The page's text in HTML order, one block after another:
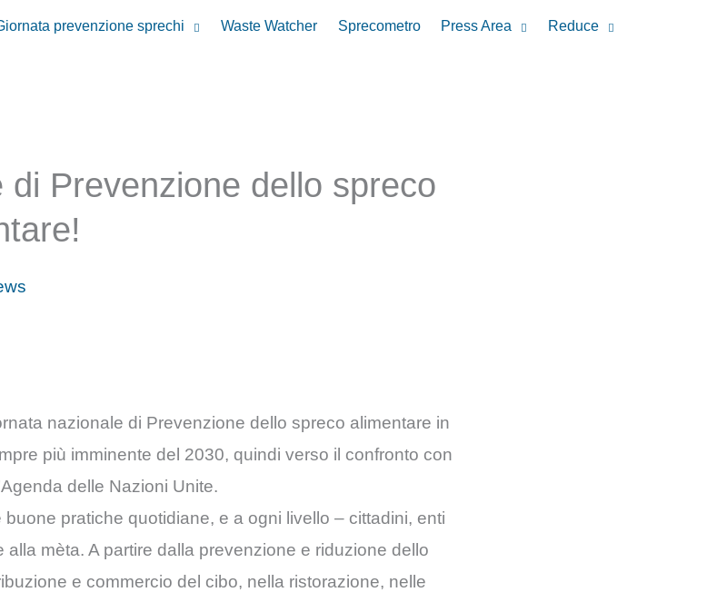
prevenzione sprechi Waste Watcher Sprecometro Press Area
Reduce
di Prevenzione dello spreco
nazionale di Prevenzione dello spreco alimentare in
più imminente del 2030, quindi verso il confronto con
delle Nazioni Unite.
pratiche quotidiane, e a ogni livello – cittadini, enti
mèta. A partire dalla prevenzione e riduzione dello
e commercio del cibo, nella ristorazione, nelle